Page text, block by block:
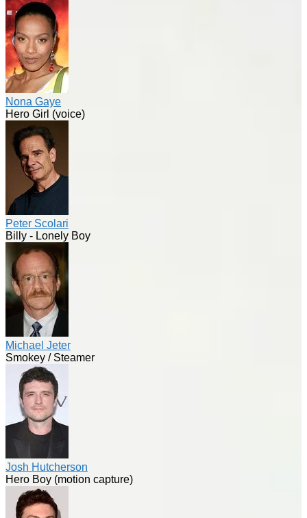
Nona Gaye
Hero Girl (voice)
Peter Scolari
Billy - Lonely Boy
Michael Jeter
Smokey / Steamer
Josh Hutcherson
Hero Boy (motion capture)